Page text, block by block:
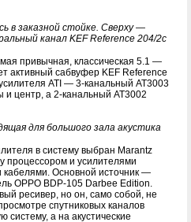
в заказной стойке. Сверху —
канал KEF Reference 204/2с
привычная, классическая 5.1 —
активный сабвуфер KEF Reference
ATI — 3-канальный AT3003
центр, а 2-канальный AT3002
для большого зала акустика
в систему выбран Marantz
процессором и усилителями
Основной источник —
OPPO BDP-105 Darbee Edition.
ресивер, но он, само собой, не
спутниковых каналов
систему, а на акустические